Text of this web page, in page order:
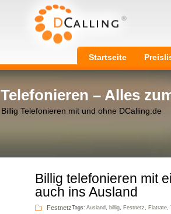
Startseite
Telefonieren – Alles
Billig Telefonieren mit und ohne DCalling.de
Billig telefonieren mit
auch ins Ausland
Tags: Ausland, billig, Festnetz, Flatrate,
Festnetz